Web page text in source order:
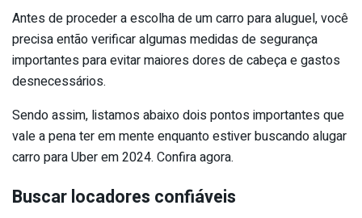
Antes de proceder a escolha de um carro para aluguel, você
precisa então verificar algumas medidas de segurança
importantes para evitar maiores dores de cabeça e gastos
desnecessários.
Sendo assim, listamos abaixo dois pontos importantes que
vale a pena ter em mente enquanto estiver buscando alugar
carro para Uber em 2024. Confira agora.
Buscar locadores confiáveis